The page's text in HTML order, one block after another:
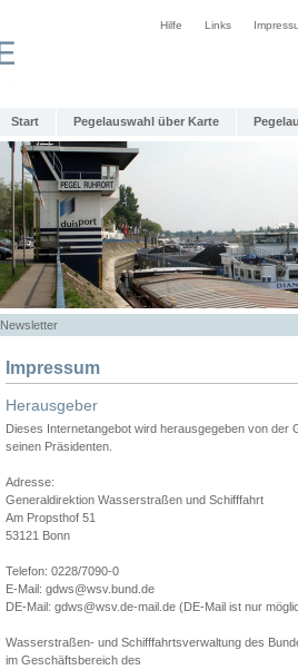
Hilfe Links
Start Pegelauswahl über Karte
Newsletter
Impressum
Herausgeber
Dieses Internetangebot wird herausgegeben von
seinen Präsidenten.
Adresse:
Generaldirektion Wasserstraßen und Schifffahrt
Am Propsthof 51
53121 Bonn
Telefon: 0228/7090-0
E-Mail: gdws@wsv.bund.de
DE-Mail: gdws@wsv.de-mail.de (DE-Mail ist nur
Wasserstraßen- und Schifffahrtsverwaltung des
im Geschäftsbereich des